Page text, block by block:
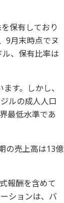
保有しており
9月末時点でヌ
、保有比率は
す。しかし、
ルの成人人口
最低水準であ
の売上高は13億
報酬を含めて
ションは、バ